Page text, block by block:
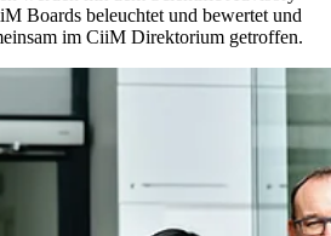
Boards beleuchtet und bewertet und
im CiiM Direktorium getroffen.